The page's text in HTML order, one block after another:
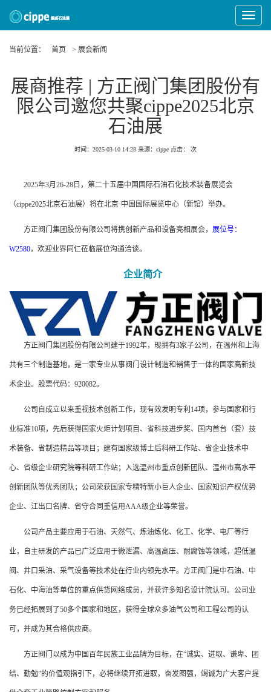
Toggle
当前位置：
首页 > 展会新闻
展商推荐 | 方正阀门集团股份有
限公司邀您共聚cippe2025北京
石油展
时间：2025-03-10 14:28 来源：cippe 点击： 次
2025年3月26-28日，第二十五届中国国际石油石化技术装备展览会
（cippe2025北京石油展）将在北京·中国国际展览中心（新馆）举办。
方正阀门集团股份有限公司将携创新产品和设备亮相展会， 展位号：
W2580，欢迎业界同仁莅临展位沟通洽谈。
企业简介
方正阀门集团股份有限公司建于1992年，现拥有3家子公司，在温州和上海
共有三个制造基地，是一家专业从事阀门设计制造和销售于一体的国家高新技
术企业。股票代码：920082。
公司自成立以来重视技术创新工作，现有效发明专利14项，参与国家和行
业标准10项，先后获得国家火炬计划项目、省科技进步奖、国内首台（套）技
术装备、省制造精品等项目；建有国家级博士后科研工作站、省企业技术中
心、省级企业研究院等科研工作站；入选温州市重点创新团队、温州市高水平
创新团队等优秀团队；公司荣获国家专精特新小巨人企业、国家知识产权优势
企业、江出口名牌、省守合同重信用AAA级企业等荣誉。
公司产品主要应用于石油、天然气、炼油炼化、化工、化学、电厂等行
业，自主研发的产品已广泛应用于微泄漏、高温高压、耐腐蚀等领域，超低温
阀、井口采油、采气设备等技术处在行业内领先水平。方正阀门是中石油、中
石化、中海油等单位的重点供货网络成员，并获许多知名设计院认可。公司业
务已经拓展到了50多个国家和地区，获得全球众多油气公司和工程公司的认
可，并成为其合格供应商。
方正阀门以成为中国百年民族工业品牌为目标，在“诚实、进取、谦卑、团
结、勤勉”的价值观指引下，必将继续开拓进取，奋发图强，竭诚为广大客户提